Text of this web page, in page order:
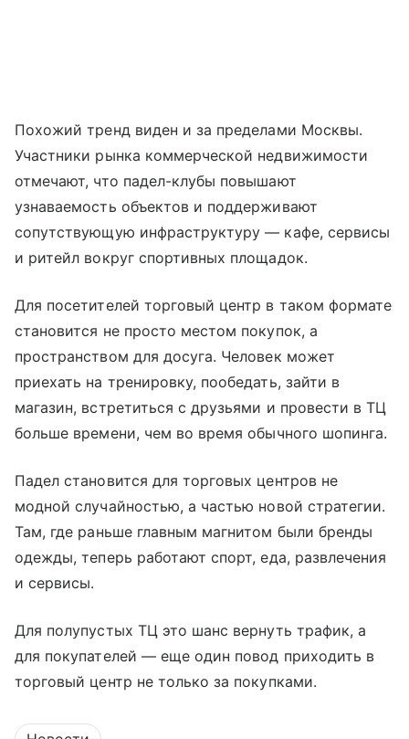
Похожий тренд виден и за пределами Москвы.
Участники рынка коммерческой недвижимости
отмечают, что падел-клубы повышают
узнаваемость объектов и поддерживают
сопутствующую инфраструктуру — кафе, сервисы
и ритейл вокруг спортивных площадок.
Для посетителей торговый центр в таком формате
становится не просто местом покупок, а
пространством для досуга. Человек может
приехать на тренировку, пообедать, зайти в
магазин, встретиться с друзьями и провести в ТЦ
больше времени, чем во время обычного шопинга.
Падел становится для торговых центров не
модной случайностью, а частью новой стратегии.
Там, где раньше главным магнитом были бренды
одежды, теперь работают спорт, еда, развлечения
и сервисы.
Для полупустых ТЦ это шанс вернуть трафик, а
для покупателей — еще один повод приходить в
торговый центр не только за покупками.